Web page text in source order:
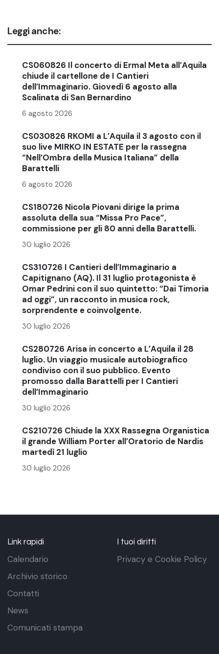
Leggi anche:
CS060826 Il concerto di Ermal Meta all’Aquila
chiude il cartellone de I Cantieri
dell’Immaginario. Giovedì 6 agosto alla
Scalinata di San Bernardino
6 agosto 2026
CS030826 RKOMI a L’Aquila il 3 agosto con il
suo live MIRKO IN ESTATE per la rassegna
“Nell’Ombra della Musica Italiana” della
Barattelli
6 agosto 2026
CS180726 Nicola Piovani dirige la prima
assoluta della sua “Missa Pro Pace”,
commissione per gli 80 anni della Barattelli.
30 luglio 2026
CS310726 I Cantieri dell’Immaginario a
Capitignano (AQ). Il 31 luglio protagonista è
Omar Pedrini con il suo quintetto: “Dai Timoria
ad oggi”, un racconto in musica rock,
sorprendente e coinvolgente.
30 luglio 2026
CS280726 Arisa in concerto a L’Aquila il 28
luglio. Un viaggio musicale autobiografico
condiviso con il suo pubblico. Evento
promosso dalla Barattelli per I Cantieri
dell’Immaginario
30 luglio 2026
CS210726 Chiude la XXX Rassegna Organistica
il grande William Porter all’Oratorio de Nardis
martedì 21 luglio
30 luglio 2026
Link rapidi
Calendario
Archivio storico
Contatti
News
Comunicati stampa
I tuoi diritti
Privacy e Cookie Policy